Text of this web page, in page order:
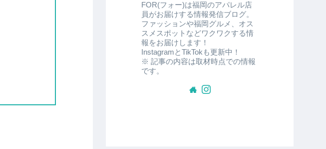
FOR(フォー)は福岡のアパレル店
員がお届けする情報発信ブログ。
ファッションや福岡グルメ、オス
スメスポットなどワクワクする情
報をお届けします！
InstagramとTikTokも更新中！
※ 記事の内容は取材時点での情報
です。